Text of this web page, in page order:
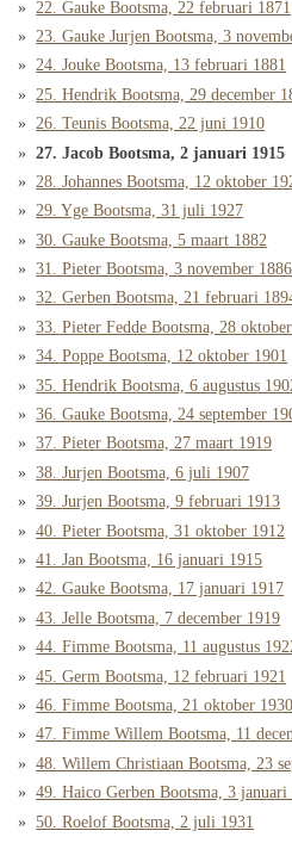
22. Gauke Bootsma, 22 februari 1871
23. Gauke Jurjen Bootsma, 3
24. Jouke Bootsma, 13 februari 1881
25. Hendrik Bootsma, 29 december
26. Teunis Bootsma, 22 juni 1910
27. Jacob Bootsma, 2 januari 1915
28. Johannes Bootsma, 12 oktober
29. Yge Bootsma, 31 juli 1927
30. Gauke Bootsma, 5 maart 1882
31. Pieter Bootsma, 3 november 1886
32. Gerben Bootsma, 21 februari
33. Pieter Fedde Bootsma, 28
34. Poppe Bootsma, 12 oktober 1901
35. Hendrik Bootsma, 6 augustus
36. Gauke Bootsma, 24 september
37. Pieter Bootsma, 27 maart 1919
38. Jurjen Bootsma, 6 juli 1907
39. Jurjen Bootsma, 9 februari 1913
40. Pieter Bootsma, 31 oktober 1912
41. Jan Bootsma, 16 januari 1915
42. Gauke Bootsma, 17 januari 1917
43. Jelle Bootsma, 7 december 1919
44. Fimme Bootsma, 11 augustus
45. Germ Bootsma, 12 februari 1921
46. Fimme Bootsma, 21 oktober 1930
47. Fimme Willem Bootsma, 11
48. Willem Christiaan Bootsma, 23
49. Haico Gerben Bootsma, 3 januari
50. Roelof Bootsma, 2 juli 1931